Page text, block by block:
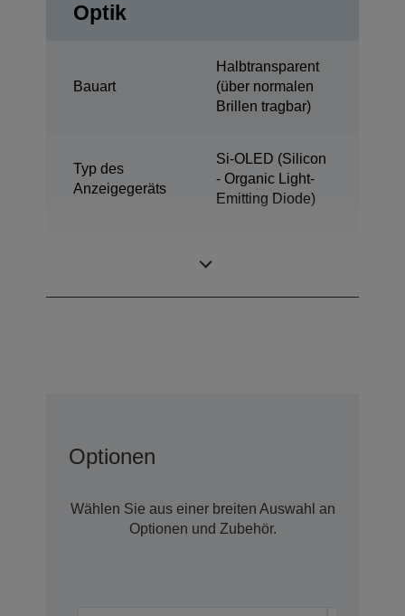
Optik
Bauart
Halbtransparent
(über normalen
Brillen tragbar)
Typ des
Anzeigegeräts
Si-OLED (Silicon
- Organic Light-
Emitting Diode)
Optionen
Wählen Sie aus einer breiten Auswahl an
Optionen und Zubehör.